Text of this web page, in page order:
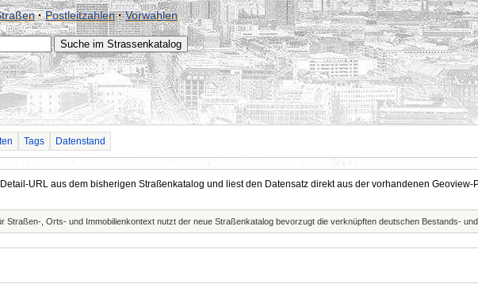
·Postleitzahlen·Vorwahlen
Tags Datenstand
URL aus dem bisherigen Straßenkatalog und liest den Datensatz direkt aus der vorhandenen Geoview-
Straßen-, Orts- und Immobilienkontext nutzt der neue Straßenkatalog bevorzugt die verknüpften deutschen Bestands- und